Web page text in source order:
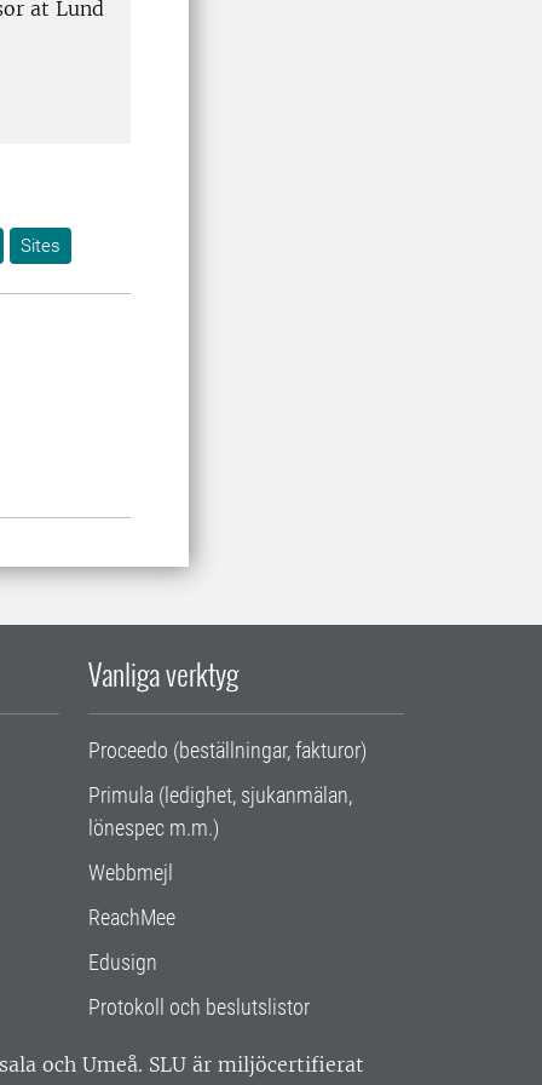
at Lund
Sites
Vanliga verktyg
Proceedo (beställningar, fakturor)
Primula (ledighet, sjukanmälan,
lönespec m.m.)
Webbmejl
ReachMee
Edusign
Protokoll och beslutslistor
och Umeå. SLU är miljöcertifierat